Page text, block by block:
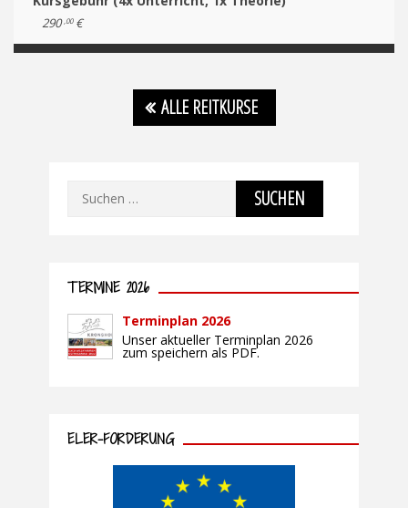
290 ,00€
ALLE REITKURSE
Suchen
TERMINE 2026
Terminplan 2026
Unser aktueller Terminplan 2026
zum speichern als PDF.
ELER-FÖRDERUNG